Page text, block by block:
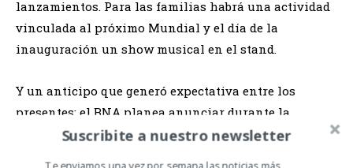
lanzamientos. Para las familias habrá una actividad
vinculada al próximo Mundial y el día de la
inauguración un show musical en el stand.
Y un anticipo que generó expectativa entre los
presentes: el BNA planea anunciar durante la
muestra la renovación de su vínculo con Agroactiva
Suscribite a nuestro newsletter